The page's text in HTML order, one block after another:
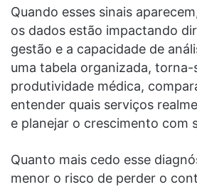
Quando esses sinais
os dados estão impactando
gestão e a capacidade de
uma tabela organizada,
produtividade médica,
entender quais serviços
e planejar o crescimento com
Quanto mais cedo esse
menor o risco de perder o